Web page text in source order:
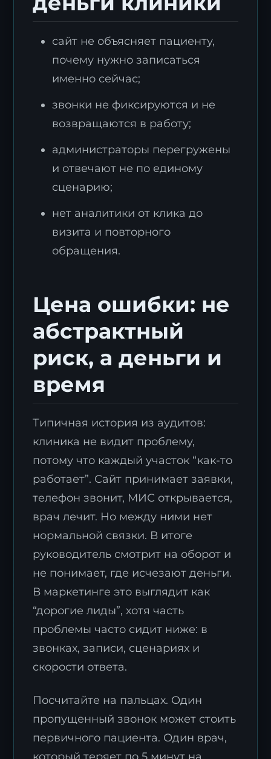
сайт не объясняет пациенту,
почему нужно записаться
именно сейчас;
звонки не фиксируются и не
возвращаются в работу;
администраторы перегружены
и отвечают не по единому
сценарию;
нет аналитики от клика до
визита и повторного
обращения.
Цена ошибки: не
абстрактный
риск, а деньги и
время
Типичная история из аудитов:
клиника не видит проблему,
потому что каждый участок “как-то
работает”. Сайт принимает заявки,
телефон звонит, МИС открывается,
врач лечит. Но между ними нет
нормальной связки. В итоге
руководитель смотрит на оборот и
не понимает, где исчезают деньги.
В маркетинге это выглядит как
“дорогие лиды”, хотя часть
проблемы часто сидит ниже: в
звонках, записи, сценариях и
скорости ответа.
Посчитайте на пальцах. Один
пропущенный звонок может стоить
первичного пациента. Один врач,